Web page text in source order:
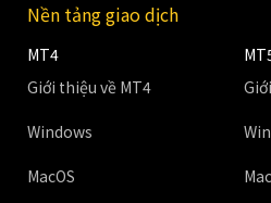
Nền tảng giao dịch
MT4
Giới thiệu về MT4
Windows
MacOS